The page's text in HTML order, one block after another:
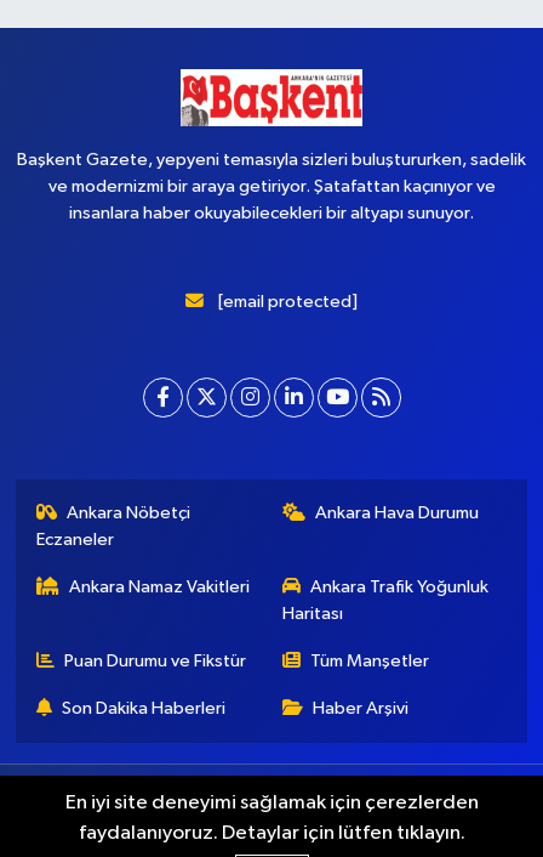
Başkent Gazete, yepyeni temasıyla sizleri buluştururken, sadelik
ve modernizmi bir araya getiriyor. Şatafattan kaçınıyor ve
insanlara haber okuyabilecekleri bir altyapı sunuyor.
[email protected]
Ankara Nöbetçi
Eczaneler
Ankara Hava Durumu
Ankara Namaz Vakitleri
Ankara Trafik Yoğunluk
Haritası
Puan Durumu ve Fikstür Tüm Manşetler
Son Dakika Haberleri Haber Arşivi
Künye İletişim Gizlilik Koşulları
En iyi site deneyimi sağlamak için çerezlerden
faydalanıyoruz. Detaylar için lütfen tıklayın.